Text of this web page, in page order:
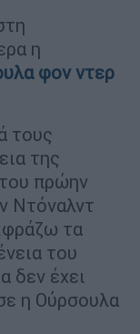
η
φον ντερ
τους
της
πρώην
Ντόναλντ
τα
του
δεν έχει
η Ούρσουλα